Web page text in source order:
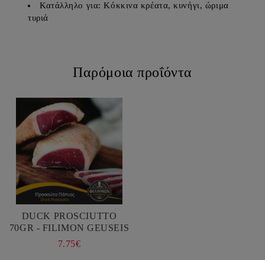
Κατάλληλο για: Κόκκινα κρέατα, κυνήγι, ώριμα
τυριά
Παρόμοια προΐόντα
DUCK PROSCIUTTO
70GR - FILIMON GEUSEIS
7.75€